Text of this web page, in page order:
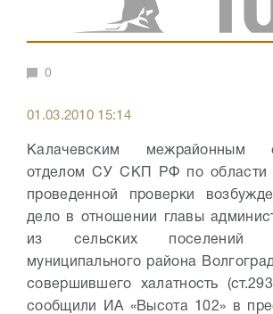
0
01.03.2010 15:14
Калачевским межрайонным
отделом СУ СКП РФ по области
проведенной проверки
дело в отношении главы
из сельских поселений
муниципального района
совершившего халатность
сообщили ИА «Высота 102» в